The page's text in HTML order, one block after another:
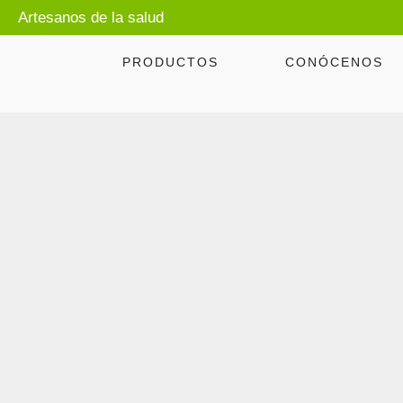
Artesanos de la salud
PRODUCTOS CONÓCENOS